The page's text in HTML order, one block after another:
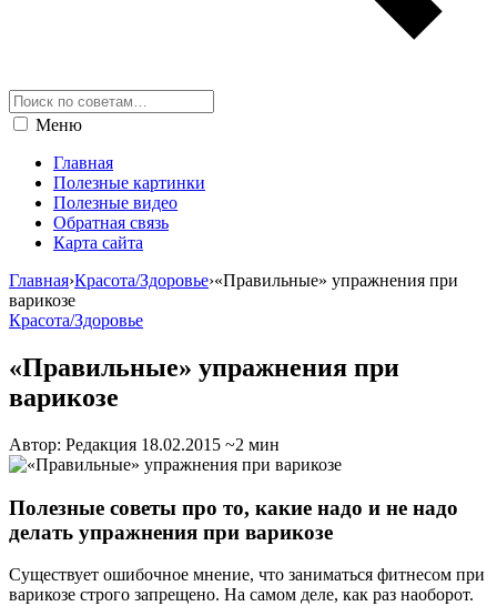
Меню
Главная
Полезные картинки
Полезные видео
Обратная связь
Карта сайта
Главная›Красота/Здоровье›«Правильные» упражнения при
варикозе
Красота/Здоровье
«Правильные» упражнения при
варикозе
Автор: Редакция 18.02.2015 ~2 мин
Полезные советы про то, какие надо и не надо
делать упражнения при варикозе
Существует ошибочное мнение, что заниматься фитнесом при
варикозе строго запрещено. На самом деле, как раз наоборот.